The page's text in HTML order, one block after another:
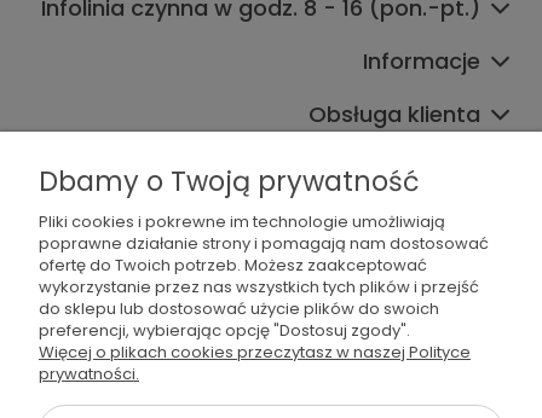
Infolinia czynna w godz. 8 - 16 (pon.-pt.)
Informacje
Obsługa klienta
Współpraca
536 042 061
Dbamy o Twoją prywatność
Pliki cookies i pokrewne im technologie umożliwiają
poprawne działanie strony i pomagają nam dostosować
ofertę do Twoich potrzeb. Możesz zaakceptować
wykorzystanie przez nas wszystkich tych plików i przejść
do sklepu lub dostosować użycie plików do swoich
preferencji, wybierając opcję "Dostosuj zgody".
Więcej o plikach cookies przeczytasz w naszej Polityce
prywatności.